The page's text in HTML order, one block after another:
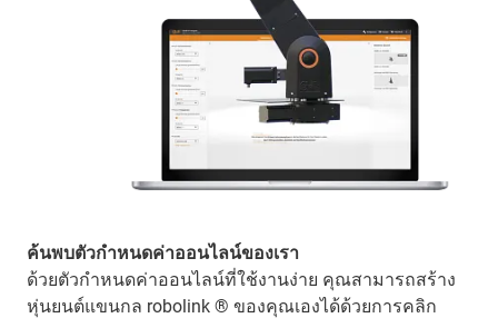
ค้นพบตัวกำหนดค่าออนไลน์ของเรา
ด้วยตัวกำหนดค่าออนไลน์ที่ใช้งานง่าย คุณสามารถสร้าง
หุ่นยนต์แขนกล robolink ® ของคุณเองได้ด้วยการคลิก